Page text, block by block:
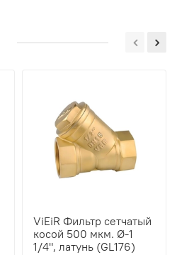
ViEiR Фильтр сетчатый
косой 500 мкм. Ø-1
1/4", латунь (GL176)